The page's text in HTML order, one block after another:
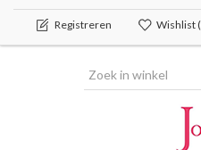
Registreren Wishlist